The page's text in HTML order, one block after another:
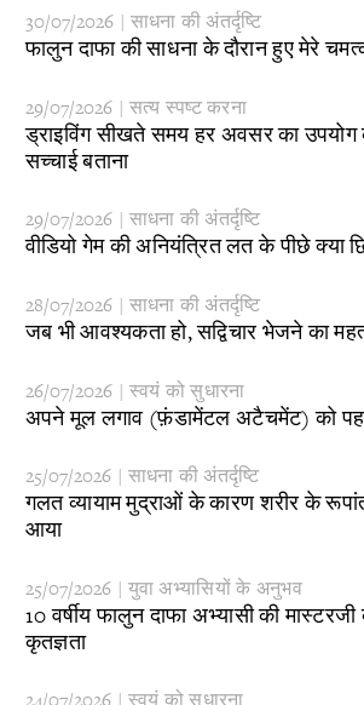
30/07/2026 | साधना की अंतर्दृष्टि
​फालुन दाफा की साधना के दौरान हुए मेरे
29/07/2026 | सत्य स्पष्ट करना
​ड्राइविंग सीखते समय हर अवसर का उपयोग
सच्चाई बताना
29/07/2026 | साधना की अंतर्दृष्टि
​वीडियो गेम की अनियंत्रित लत के पीछे क्या
28/07/2026 | साधना की अंतर्दृष्टि
​जब भी आवश्यकता हो, सद्विचार भेजने का
26/07/2026 | स्वयं को सुधारना
​अपने मूल लगाव (फ़ंडामेंटल अटैचमेंट) को
25/07/2026 | साधना की अंतर्दृष्टि
​गलत व्यायाम मुद्राओं के कारण शरीर के
आया
25/07/2026 | युवा अभ्यासियों के अनुभव
10 वर्षीय फालुन दाफा अभ्यासी की
कृतज्ञता